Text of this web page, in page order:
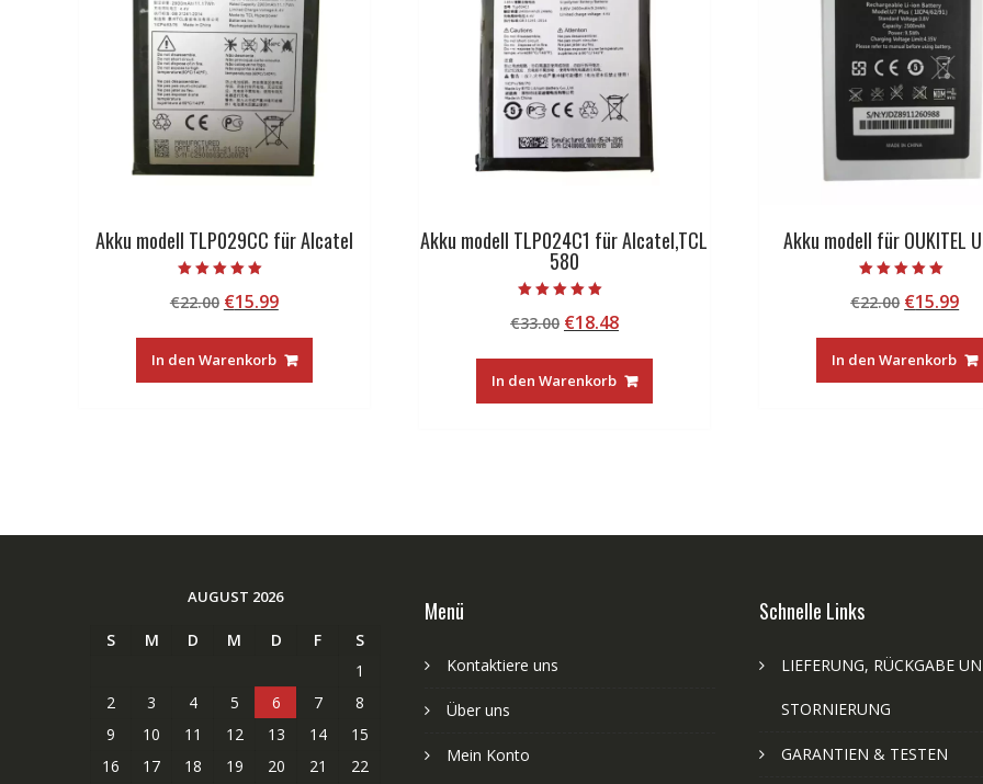
Akku modell TLP029CC für Alcatel
5.00
von 5
€22.00 Ursprünglicher
war:
€22.00
€15.99Aktueller
ist:
€15.99.
In den Warenkorb
Akku modell TLP024C1 für Alcatel,TCL
580
5.00
von 5
€33.00 Ursprünglicher
war:
€33.00
€18.48Aktueller
ist:
€18.48.
In den Warenkorb
Akku modell für OUKITEL
5.00
von 5
€22.00
war:
€22.00
€15.99
ist:
In den Warenkorb
AUGUST 2026
S M D M D F
S
1
2
3 4 5 6 7
8
9
10 11 12 13 14
15
16
17 18 19 20 21
22
Menü
Kontaktiere uns
Über uns
Mein Konto
Schnelle Links
LIEFERUNG, RÜCKGABE
STORNIERUNG
GARANTIEN & TESTEN